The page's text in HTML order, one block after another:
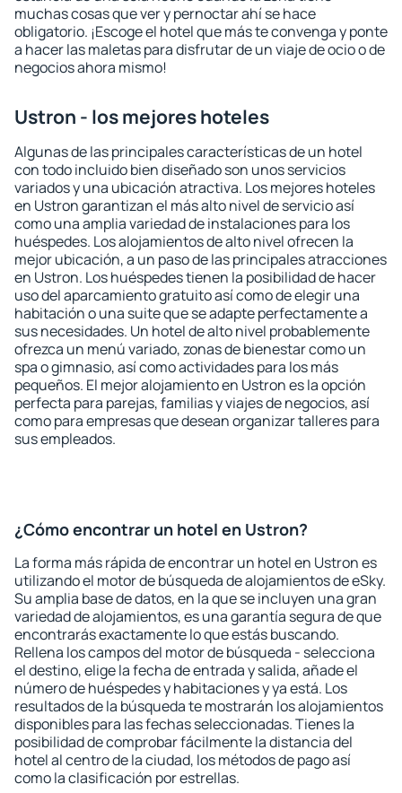
muchas cosas que ver y pernoctar ahí se hace
obligatorio. ¡Escoge el hotel que más te convenga y ponte
a hacer las maletas para disfrutar de un viaje de ocio o de
negocios ahora mismo!
Ustron - los mejores hoteles
Algunas de las principales características de un hotel
con todo incluido bien diseñado son unos servicios
variados y una ubicación atractiva. Los mejores hoteles
en Ustron garantizan el más alto nivel de servicio así
como una amplia variedad de instalaciones para los
huéspedes. Los alojamientos de alto nivel ofrecen la
mejor ubicación, a un paso de las principales atracciones
en Ustron. Los huéspedes tienen la posibilidad de hacer
uso del aparcamiento gratuito así como de elegir una
habitación o una suite que se adapte perfectamente a
sus necesidades. Un hotel de alto nivel probablemente
ofrezca un menú variado, zonas de bienestar como un
spa o gimnasio, así como actividades para los más
pequeños. El mejor alojamiento en Ustron es la opción
perfecta para parejas, familias y viajes de negocios, así
como para empresas que desean organizar talleres para
sus empleados.
¿Cómo encontrar un hotel en Ustron?
La forma más rápida de encontrar un hotel en Ustron es
utilizando el motor de búsqueda de alojamientos de eSky.
Su amplia base de datos, en la que se incluyen una gran
variedad de alojamientos, es una garantía segura de que
encontrarás exactamente lo que estás buscando.
Rellena los campos del motor de búsqueda - selecciona
el destino, elige la fecha de entrada y salida, añade el
número de huéspedes y habitaciones y ya está. Los
resultados de la búsqueda te mostrarán los alojamientos
disponibles para las fechas seleccionadas. Tienes la
posibilidad de comprobar fácilmente la distancia del
hotel al centro de la ciudad, los métodos de pago así
como la clasificación por estrellas.